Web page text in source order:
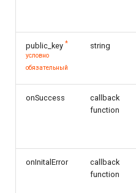
public_key *
условно
обязательный
string
onSuccess
callback
function
onInitalError
callback
function